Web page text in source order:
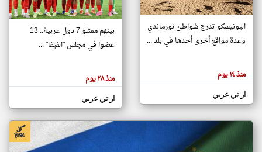
تغيير الدولة
اخبار جزر القمر على مدار الساعة
أهم اخبار جزر القمر العاجلة والمباشرة
هنا عن
وجهة
كاتبيها.
اليونيسكو تدرج شواطئ نورماندي
وعدة مواقع أخرى أحدها في بلد ...
منذ ١٤ يوم
ار تي عربي
بينهم ممثلو 7 دول عربية.. 13
عضوا في مجلس "الفيفا" ...
منذ ٢٨ يوم
ار تي عربي
klyoum.com